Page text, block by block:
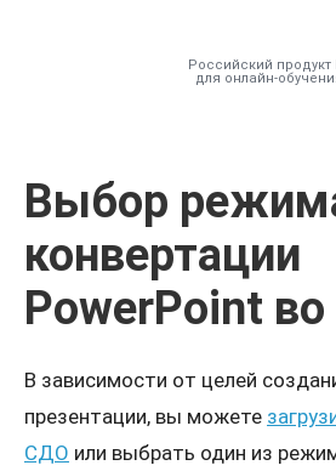
Российский продукт
для онлайн-
Решения
База знаний
Выбор
конвертации
PowerPoint во
В зависимости от целей
презентации, вы можете
СДО или выбрать один из